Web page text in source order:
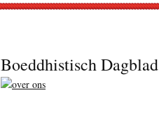
Boeddhistisch Dagblad